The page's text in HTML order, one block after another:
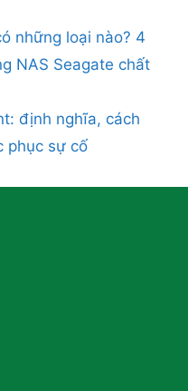
những loại nào? 4
NAS Seagate chất
định nghĩa, cách
phục sự cố